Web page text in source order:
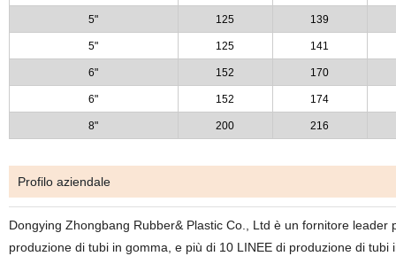
5" 125 139
5" 125 141
6" 152 170
6" 152 174
8" 200 216
Profilo aziendale
Dongying Zhongbang Rubber& Plastic Co., Ltd è un fornitore
produzione di tubi in gomma, e più di 10 LINEE di produzione di